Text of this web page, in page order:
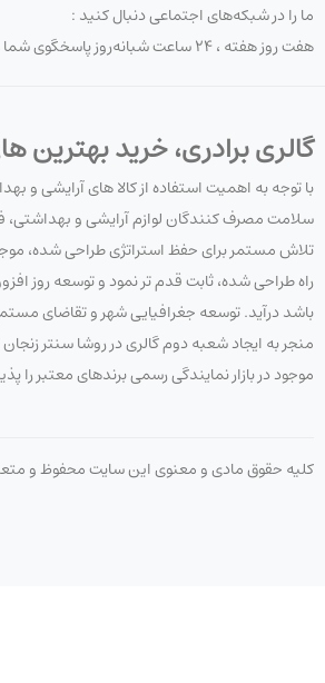
ما را در شبکه‌های اجتماعی دنبال کنید :
هفت روز هفته ، ۲۴ ساعت شبانه‌روز پاسخگوی شما هستیم
گالری برادری، خرید بهترین
با توجه به اهمیت استفاده از کالا های آرایشی
تلاش مستمر برای حفظ استراتژی طراحی شده،
راه طراحی شده، ثابت قدم تر نمود و توسعه روز
باشد درآید. توسعه جغرافیایی شهر و تقاضای
منجر به ایجاد شعبه دوم گالری در روشا سنتر
موجود در بازار نمایندگی رسمی برندهای معتبر را
کلیه حقوق مادی و معنوی این سایت محفوظ و